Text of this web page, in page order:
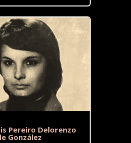
Pereiro Delorenzo
González